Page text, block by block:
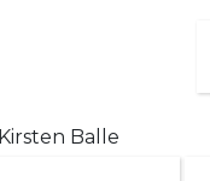
Kirsten Balle